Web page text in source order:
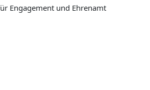
Engagement und Ehrenamt